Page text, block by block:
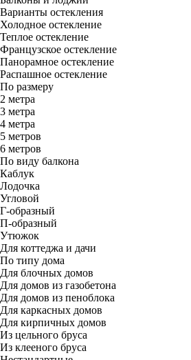
Варианты остекления
Холодное остекление
Теплое остекление
Французское остекление
Панорамное остекление
Распашное остекление
По размеру
2 метра
3 метра
4 метра
5 метров
6 метров
По виду балкона
Каблук
Лодочка
Угловой
Г-образный
П-образный
Утюжок
Для коттеджа и дачи
По типу дома
Для блочных домов
Для домов из газобетона
Для домов из пеноблока
Для каркасных домов
Для кирпичных домов
Из цельного бруса
Из клееного бруса